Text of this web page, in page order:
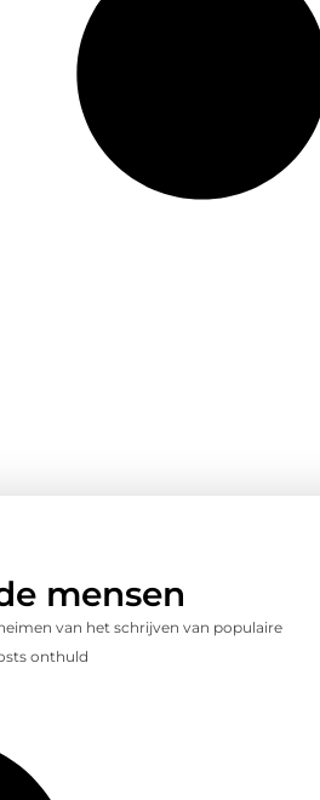
mensen
van het schrijven van populaire
onthuld